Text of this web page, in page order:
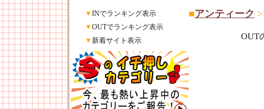
▼INでランキング表示
▼OUTでランキング表示
▼新着サイト表示
■アンティーク
OUT